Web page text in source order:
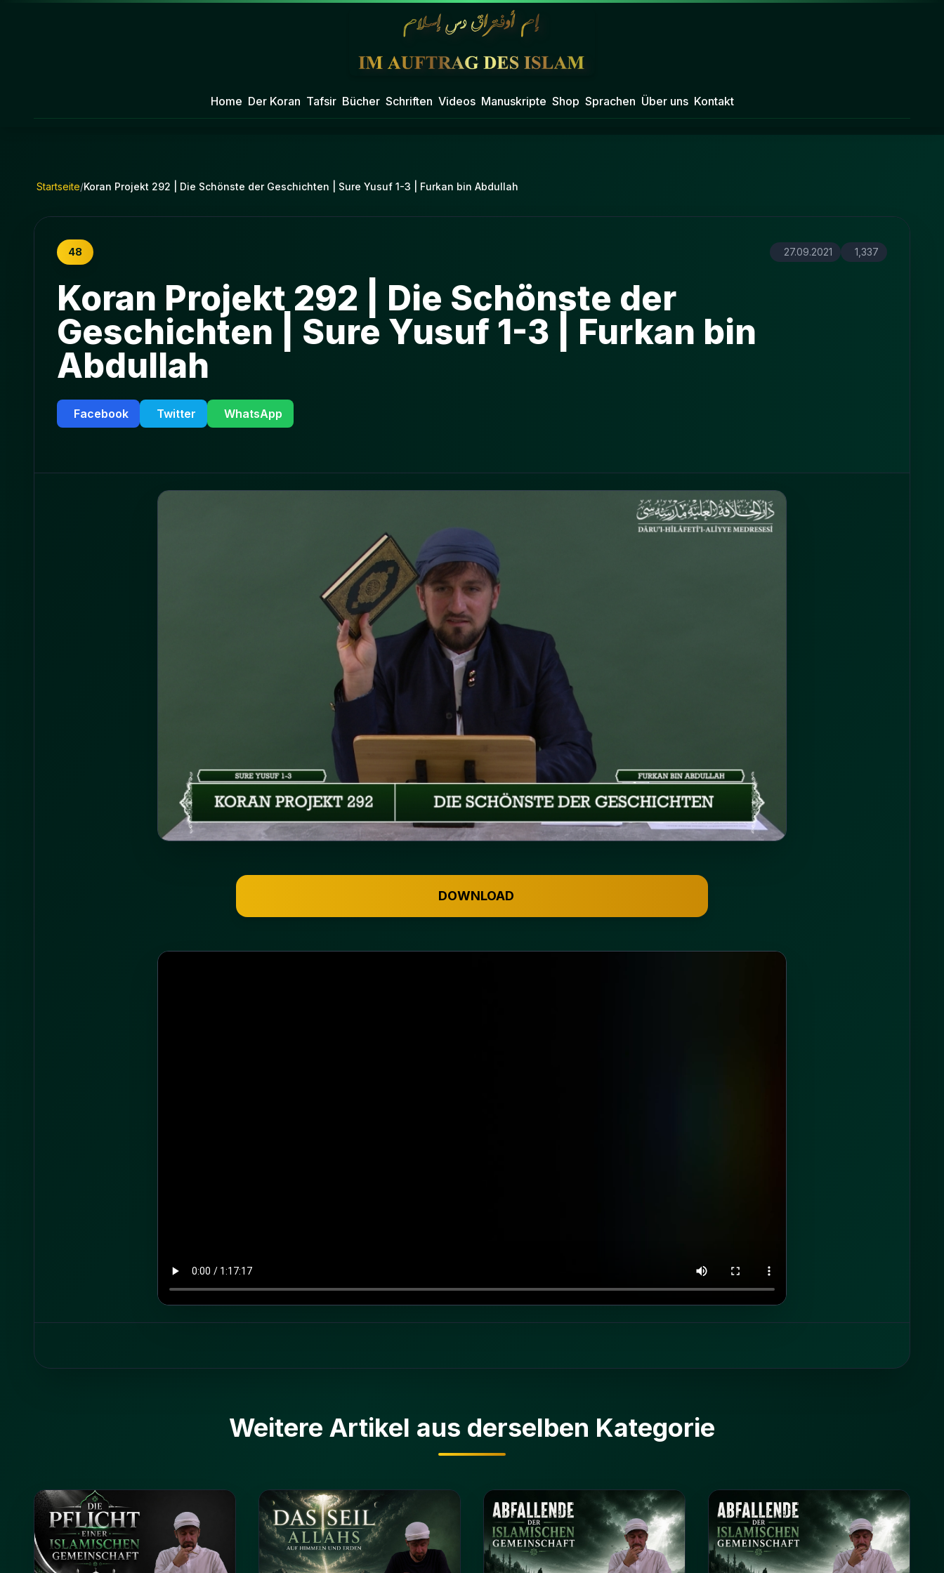
Home Der Koran Tafsir Bücher Schriften Videos Manuskripte Shop Sprachen Über uns Kontakt
Startseite/Koran Projekt 292 | Die Schönste der Geschichten | Sure Yusuf 1-3 | Furkan bin Abdullah
48 27.09.2021 1,337
Koran Projekt 292 | Die Schönste der
Geschichten | Sure Yusuf 1-3 | Furkan bin
Abdullah
Facebook Twitter WhatsApp
DOWNLOAD
Weitere Artikel aus derselben Kategorie